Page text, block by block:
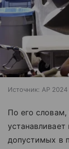
Источник: AP 2024
По его словам,
допустимых в